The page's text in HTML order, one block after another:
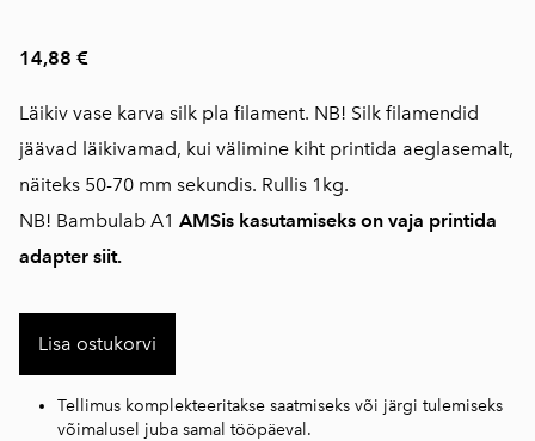
14,88 €
Läikiv vase karva silk pla filament. NB! Silk filamendid
jäävad läikivamad, kui välimine kiht printida aeglasemalt,
näiteks 50-70 mm sekundis. Rullis 1kg.
NB! Bambulab A1 AMSis kasutamiseks on vaja printida
adapter siit.
Lisa ostukorvi
Tellimus komplekteeritakse saatmiseks või järgi tulemiseks
võimalusel juba samal tööpäeval.